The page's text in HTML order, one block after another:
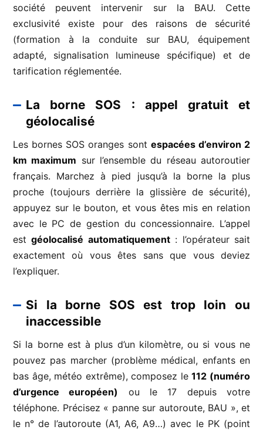
société peuvent intervenir sur la BAU. Cette
exclusivité existe pour des raisons de sécurité
(formation à la conduite sur BAU, équipement
adapté, signalisation lumineuse spécifique) et de
tarification réglementée.
La borne SOS : appel gratuit et
géolocalisé
Les bornes SOS oranges sont espacées d’environ 2
km maximum sur l’ensemble du réseau autoroutier
français. Marchez à pied jusqu’à la borne la plus
proche (toujours derrière la glissière de sécurité),
appuyez sur le bouton, et vous êtes mis en relation
avec le PC de gestion du concessionnaire. L’appel
estgéolocalisé automatiquement: l’opérateur sait
exactement où vous êtes sans que vous deviez
l’expliquer.
Si la borne SOS est trop loin ou
inaccessible
Si la borne est à plus d’un kilomètre, ou si vous ne
pouvez pas marcher (problème médical, enfants en
bas âge, météo extrême), composez le112 (numéro
d’urgence européen)
ou le 17 depuis votre
téléphone. Précisez « panne sur autoroute, BAU », et
le n° de l’autoroute (A1, A6, A9…) avec le PK (point